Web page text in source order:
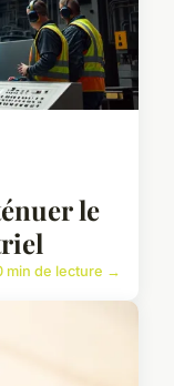
le
min de lecture →